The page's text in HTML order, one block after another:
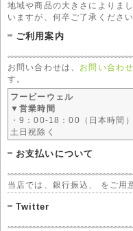
地域や商品の大きさによりま
いますが、何卒ご了承ください
ご利用案内
お問い合わせは、 お問い合わ
す。
フービーウェル
▼営業時間
・9：00-18：00（日本時間）
土日祝除く
お支払いについて
当店では、銀行振込、 をご用
Twitter